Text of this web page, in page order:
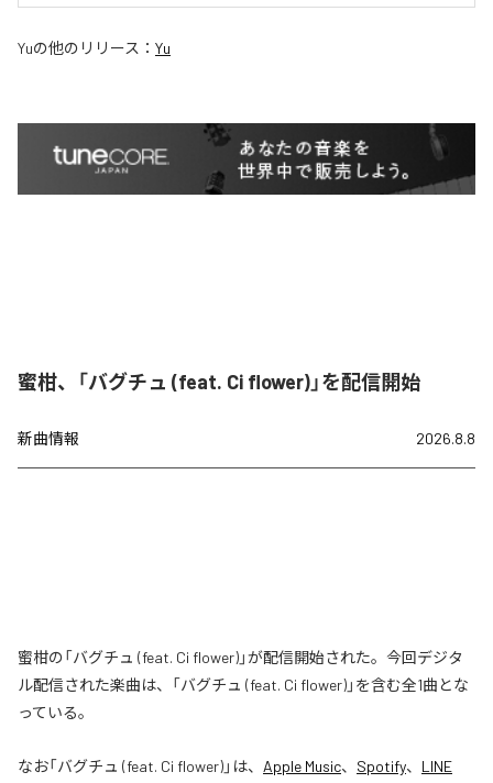
Yuの他のリリース： Yu
蜜柑、「バグチュ (feat. Ci flower)」を配信開始
新曲情報 2026.8.8
蜜柑の「バグチュ (feat. Ci flower)」が配信開始された。今回デジタ
ル配信された楽曲は、「バグチュ (feat. Ci flower)」を含む全1曲とな
っている。
なお「バグチュ (feat. Ci flower)」は、 Apple Music、 Spotify、 LINE